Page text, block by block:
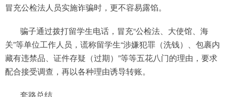
冒充公检法人员实施诈骗时，更不容易露馅。
骗子通过拨打留学生电话，冒充“公检法、大使馆、海
关”等单位工作人员，谎称留学生“涉嫌犯罪（洗钱）、包裹内
藏有违禁品、证件存疑（过期）”等等五花八门的理由，要求
配合接受调查，再以各种理由诱导转账。